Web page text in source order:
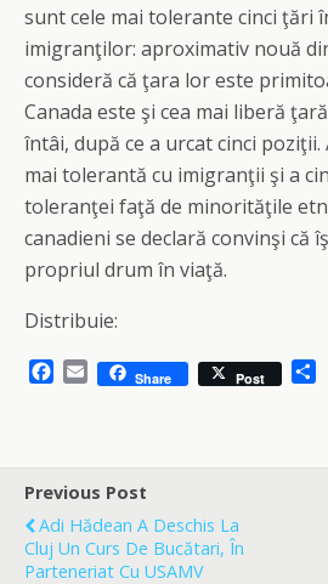
sunt cele mai tolerante cinci ţări
imigranţilor: aproximativ nouă
consideră că ţara lor este
Canada este şi cea mai liberă
întâi, după ce a urcat cinci poziţii.
mai tolerantă cu imigranţii şi a
toleranţei faţă de minorităţile
canadieni se declară convinşi că
propriul drum în viaţă.
Distribuie:
b
o
o
k
E
l
Share Post
e
Previous Post
Adi Hădean A Deschis La
Cluj Un Curs De Bucătari, În
Parteneriat Cu USAMV